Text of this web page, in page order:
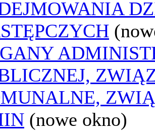
(nowe okno)